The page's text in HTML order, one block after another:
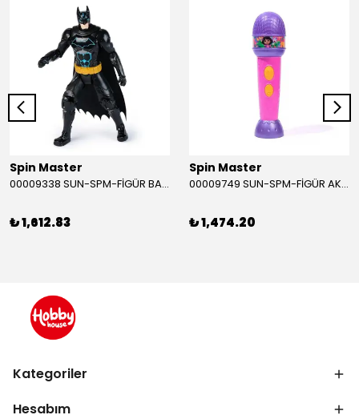
Spin Master
00009338 SUN-SPM-FİGÜR BATMAN NİNJA STRIKE 30 CM. EXC.
₺ 1,612.83
Spin Master
00009749 SUN-SPM-FİGÜR AKS. DORA MİKROFON YAĞMUR ORMANI RİTMİ (DORA) SESLİ
₺ 1,474.20
Kategoriler
Hesabım